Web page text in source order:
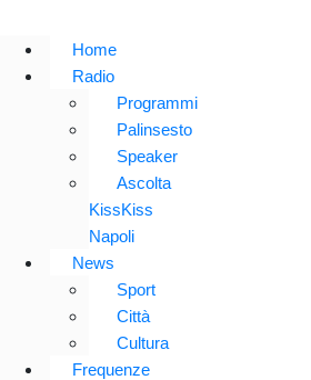
Home
Radio
Programmi
Palinsesto
Speaker
Ascolta
KissKiss
Napoli
News
Sport
Città
Cultura
Frequenze